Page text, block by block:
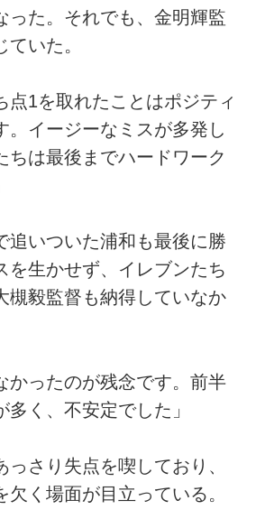
った。それでも、金明輝監
いた。
点1を取れたことはポジティ
。イージーなミスが多発し
ちは最後までハードワーク
いついた浦和も最後に勝
を生かせず、イレブンたち
槻毅監督も納得していなか
かったのが残念です。前半
く、不安定でした」
さり失点を喫しており、
く場面が目立っている。